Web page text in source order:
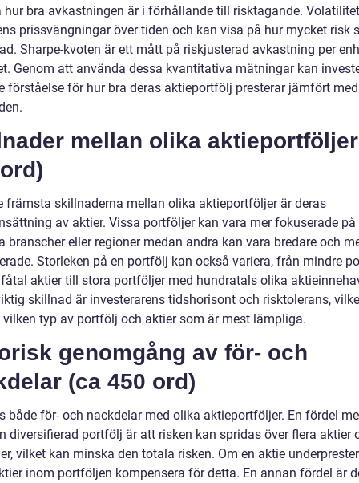
hur bra avkastningen är i förhållande till risktagande.
prissvängningar över tiden och kan visa på hur mycket risk
Sharpe-kvoten är ett mått på riskjusterad avkastning per
Genom att använda dessa kvantitativa mätningar kan
förståelse för hur bra deras aktieportfölj presterar jämfört med
mellan olika
främsta skillnaderna mellan olika aktieportföljer är deras
av aktier. Vissa portföljer kan vara mer fokuserade på
branscher eller regioner medan andra kan vara bredare och
Storleken på en portfölj kan också variera, från mindre
aktier till stora portföljer med hundratals olika
skillnad är investerarens tidshorisont och risktolerans,
vilken typ av portfölj och aktier som är mest lämpliga.
genomgång av för- och
(ca 450 ord)
både för- och nackdelar med olika aktieportföljer. En fördel
diversifierad portfölj är att risken kan spridas över flera aktier
vilket kan minska den totala risken. Om en aktie
inom portföljen kompensera för detta. En annan fördel är